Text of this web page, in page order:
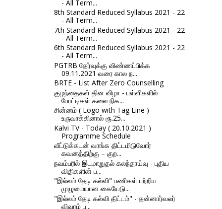
- All Term...
8th Standard Reduced Syllabus 2021 - 22
- All Term...
7th Standard Reduced Syllabus 2021 - 22
- All Term...
6th Standard Reduced Syllabus 2021 - 22
- All Term...
PGTRB தேர்வுக்கு விண்ணப்பிக்க
09.11.2021 வரை கால ந...
BRTE - List After Zero Counselling
குழந்தைகள் தின விழா - பள்ளிகளில்
போட்டிகள் கலை நிக...
சின்னம் ( Logo with Tag Line )
உருவாக்கினால் ரூ.25...
Kalvi TV - Today ( 20.10.2021 )
Programme Schedule
வீட்டுக்கடன் வாங்க திட்டமிடுவோர்
கவனத்திற்கு – குற...
நவம்பரில் இடமாறுதல் கலந்தாய்வு - புதிய
விதிகளின் ப...
"இல்லம் தேடி கல்வி" பணிகள் பற்றிய
முழுமையான கையேடு...
"இல்லம் தேடி கல்வி திட்டம்" - தன்னார்வலர்
விவரம் ப...